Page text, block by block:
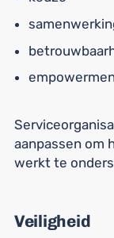
aanpassen om
werkt te
Veiligheid